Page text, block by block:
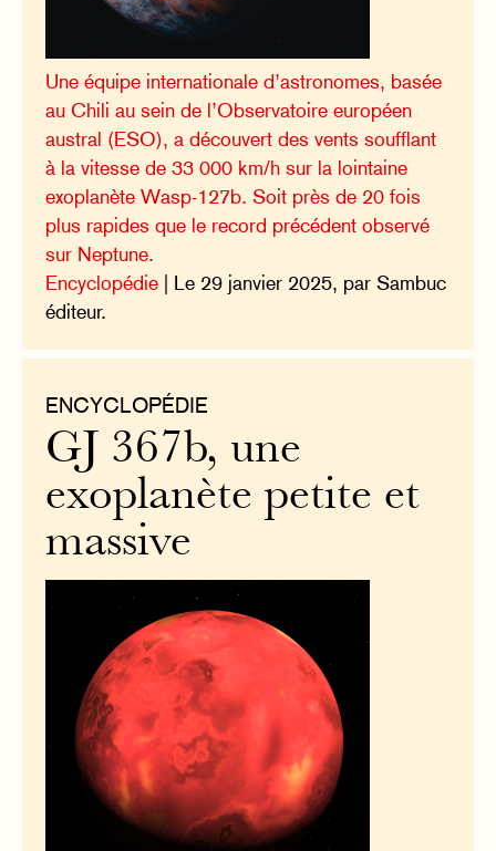
Une équipe internationale d’astronomes, basée
au Chili au sein de l’Observatoire européen
austral (ESO), a découvert des vents soufflant
à la vitesse de 33 000 km/h sur la lointaine
exoplanète Wasp-127b. Soit près de 20 fois
plus rapides que le record précédent observé
sur Neptune.
Encyclopédie | Le 29 janvier 2025, par Sambuc
éditeur.
ENCYCLOPÉDIE
GJ 367b, une
exoplanète petite et
massive